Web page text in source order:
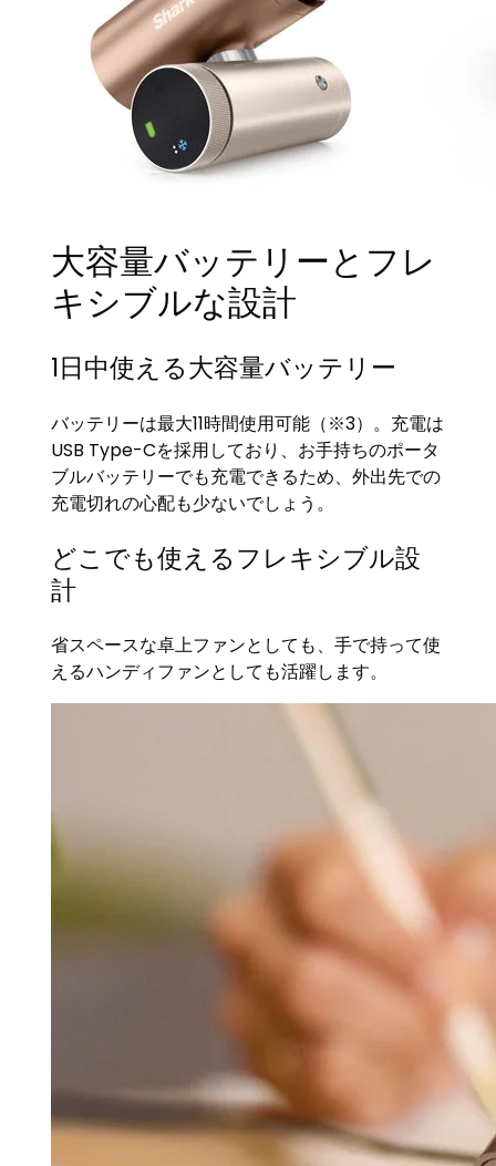
大容量バッテリーとフレ
キシブルな設計
1日中使える大容量バッテリー
バッテリーは最大11時間使用可能（※3）。充電は
USB Type-Cを採用しており、お手持ちのポータ
ブルバッテリーでも充電できるため、外出先での
充電切れの心配も少ないでしょう。
どこでも使えるフレキシブル設
計
省スペースな卓上ファンとしても、手で持って使
えるハンディファンとしても活躍します。